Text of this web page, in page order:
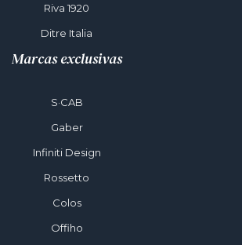
Riva 1920
Ditre Italia
Marcas exclusivas
S·CAB
Gaber
Infiniti Design
Rossetto
Colos
Offiho